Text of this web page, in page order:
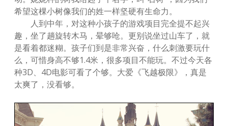
希望这棵小树像我们的姓一样坚硬有生命力。
人到中年，对这种小孩子的游戏项目完全提不起兴
趣，坐了趟旋转木马，晕够呛。更别说坐过山车了，就
是看着都迷糊。孩子们到是非常兴奋，什么刺激要玩什
么，可惜身高不够1.4米，很多项目不能玩。不过今天各
种3D、4D电影可看了个够。大爱《飞越极限》，真是
太爽了，没看够。